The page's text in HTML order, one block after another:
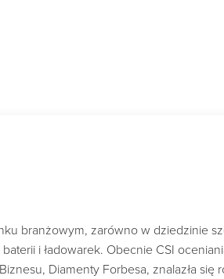
branżowym, zarówno w dziedzinie
i ładowarek. Obecnie CSI
Diamenty Forbesa, znalazła się